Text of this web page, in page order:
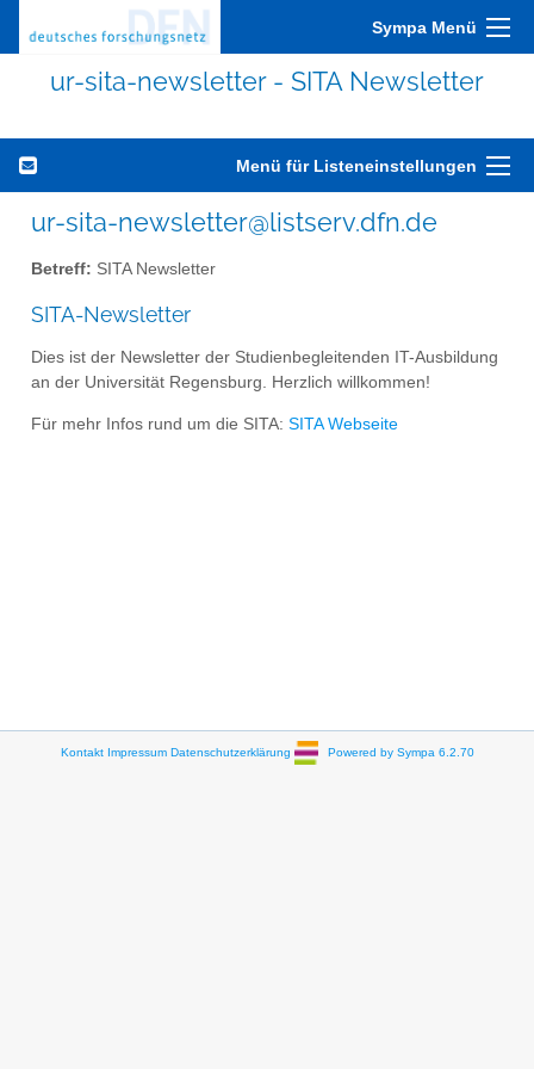
Sympa Menü
ur-sita-newsletter - SITA Newsletter
Menü für Listeneinstellungen
ur-sita-newsletter@listserv.dfn.de
Betreff: SITA Newsletter
SITA-Newsletter
Dies ist der Newsletter der Studienbegleitenden IT-Ausbildung
an der Universität Regensburg. Herzlich willkommen!
Für mehr Infos rund um die SITA: SITA Webseite
Kontakt Impressum Datenschutzerklärung Powered by Sympa 6.2.70